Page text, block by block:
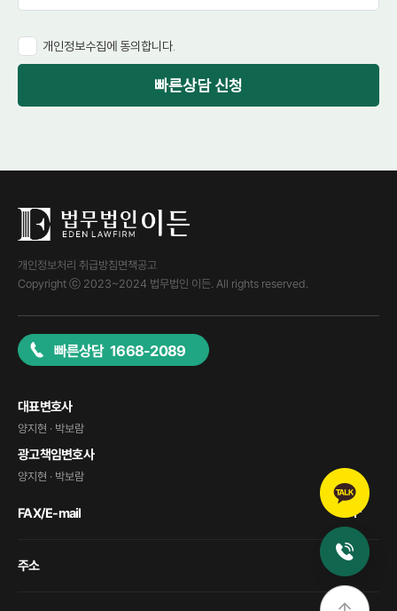
개인정보수집에 동의합니다.
빠른상담 신청
개인정보처리 취급방침면책공고
Copyright ⓒ 2023~2024 법무법인 이든. All rights reserved.
빠른상담 1668-2089
대표변호사
양지현 · 박보람
광고책임변호사
양지현 · 박보람
FAX/E-mail
주소